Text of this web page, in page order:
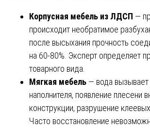
Корпусная мебель из ЛДСП —
происходит необратимое
после высыхания прочность
на 60-80%. Эксперт определяет
товарного вида.
Мягкая мебель — вода
наполнителя, появление плесени
конструкции, разрушение
Часто восстановление